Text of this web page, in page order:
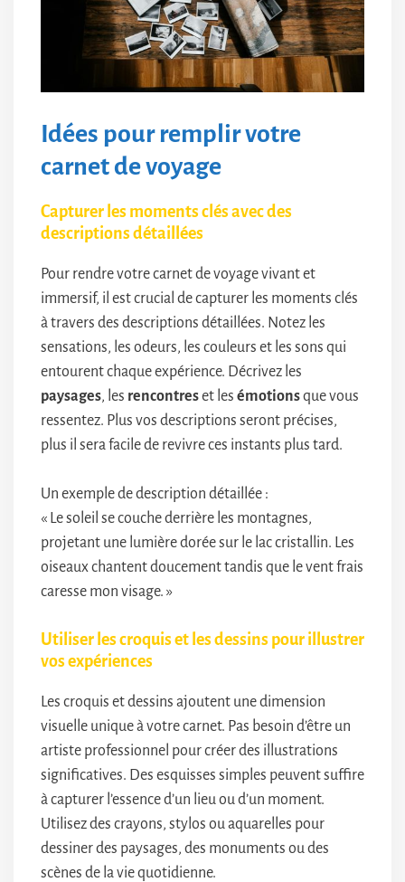
Idées pour remplir votre
carnet de voyage
Capturer les moments clés avec des
descriptions détaillées
Pour rendre votre carnet de voyage vivant et
immersif, il est crucial de capturer les moments clés
à travers des descriptions détaillées. Notez les
sensations, les odeurs, les couleurs et les sons qui
entourent chaque expérience. Décrivez les
paysages, les rencontreset les émotionsque vous
ressentez. Plus vos descriptions seront précises,
plus il sera facile de revivre ces instants plus tard.
Un exemple de description détaillée :
« Le soleil se couche derrière les montagnes,
projetant une lumière dorée sur le lac cristallin. Les
oiseaux chantent doucement tandis que le vent frais
caresse mon visage. »
Utiliser les croquis et les dessins pour illustrer
vos expériences
Les croquis et dessins ajoutent une dimension
visuelle unique à votre carnet. Pas besoin d’être un
artiste professionnel pour créer des illustrations
significatives. Des esquisses simples peuvent suffire
à capturer l’essence d’un lieu ou d’un moment.
Utilisez des crayons, stylos ou aquarelles pour
dessiner des paysages, des monuments ou des
scènes de la vie quotidienne.